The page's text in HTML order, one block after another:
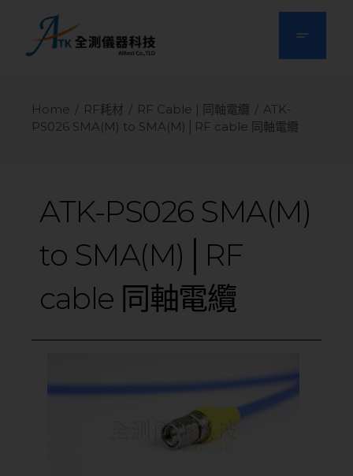
Home RF耗材 RF Cable | 同軸電纜
ATK-
PS026 SMA(M) to SMA(M)│RF cable 同軸電纜
ATK-PS026 SMA(M)
to SMA(M)│RF
cable 同軸電纜